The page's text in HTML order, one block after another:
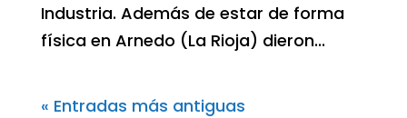
Industria. Además de estar de forma
física en Arnedo (La Rioja) dieron...
« Entradas más antiguas